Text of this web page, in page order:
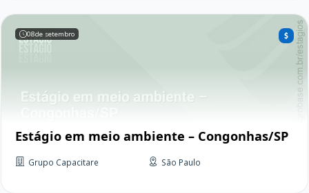
08de setembro
Estágio em meio ambiente – Congonhas/SP
Grupo Capacitare São Paulo